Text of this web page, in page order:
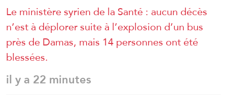
Le ministère syrien de la Santé : aucun décès
n’est à déplorer suite à l’explosion d’un bus
près de Damas, mais 14 personnes ont été
blessées.
il y a 22 minutes